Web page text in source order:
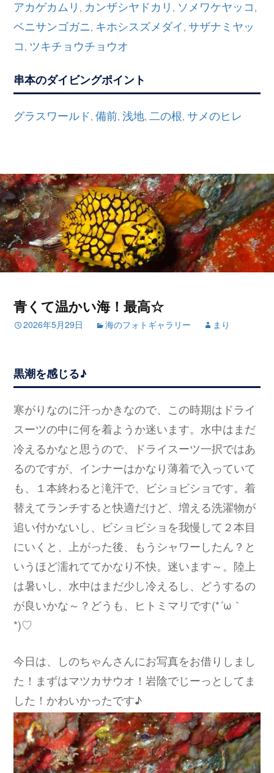
アカゲカムリ , カンザシヤドカリ , ソメワケヤッコ ,
ベニサンゴガニ, キホシスズメダイ ,サザナミヤッ
コ , ツキチョウチョウオ
串本のダイビングポイント
グラスワールド,備前,浅地, 二の根,サメのヒレ
青くて温かい海！最高☆
2026年5月29日 海のフォトギャラリー まり
黒潮を感じる♪
寒がりなのに汗っかきなので、この時期はドライ
スーツの中に何を着ようか迷います。水中はまだ
冷えるかなと思うので、ドライスーツ一択ではあ
るのですが、インナーはかなり薄着で入っていて
も、１本終わると滝汗で、ビショビショです。着
替えてランチすると快適だけど、増える洗濯物が
追い付かないし、ビショビショを我慢して２本目
にいくと、上がった後、もうシャワーしたん？と
いうほど濡れててかなり不快。迷います～。陸上
は暑いし、水中はまだ少し冷えるし、どうするの
が良いかな～？どうも、ヒトミマリです(*´ω｀
*)♡
今日は、しのちゃんさんにお写真をお借りしまし
た！まずはマツカサウオ！岩陰でじーっとしてま
した！かわいかったです♪